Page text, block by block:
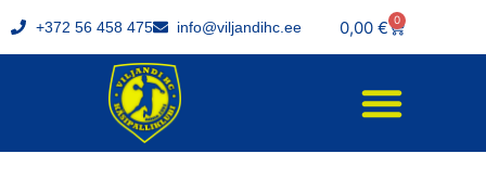
+372 56 458 475 info@viljandihc.ee 0,00 € 0